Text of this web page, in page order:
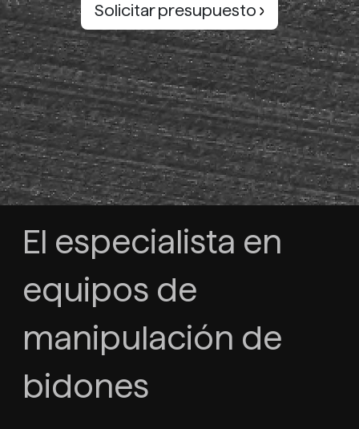
Solicitar presupuesto
El especialista en
equipos de
manipulación de
bidones